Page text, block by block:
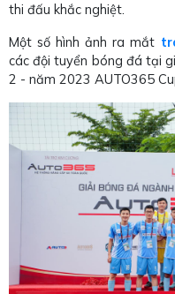
thi đấu khắc nghiệt.
Một số hình ảnh ra mắt
các đội tuyển bóng đá tại
2 - năm 2023 AUTO365